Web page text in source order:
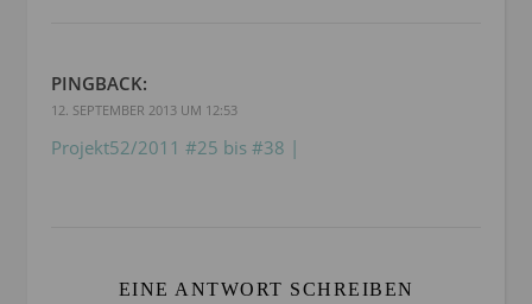
PINGBACK:
12. SEPTEMBER 2013 UM 12:53
Projekt52/2011 #25 bis #38 |
EINE ANTWORT SCHREIBEN